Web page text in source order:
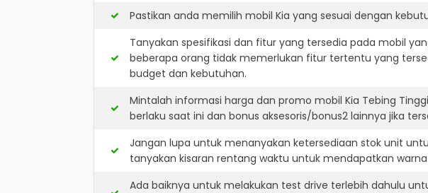
Pastikan anda memilih mobil Kia yang sesuai dengan
Tanyakan spesifikasi dan fitur yang tersedia pada mobil
beberapa orang tidak memerlukan fitur tertentu yang
budget dan kebutuhan.
Mintalah informasi harga dan promo mobil Kia Tebing
berlaku saat ini dan bonus aksesoris/bonus2 lainnya jika
Jangan lupa untuk menanyakan ketersediaan stok unit
tanyakan kisaran rentang waktu untuk mendapatkan
Ada baiknya untuk melakukan test drive terlebih dahulu